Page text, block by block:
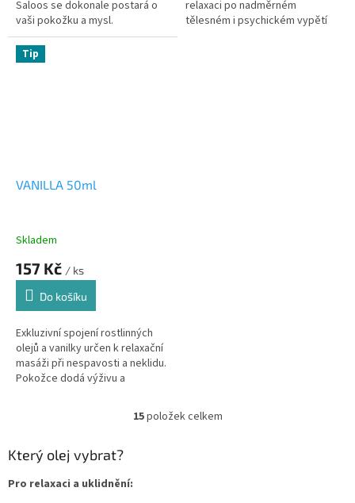
Saloos se dokonale postará o
vaši pokožku a mysl.
relaxaci po nadměrném
tělesném i psychickém vypětí
Tip
VANILLA 50ml
Skladem
157 Kč / ks
Do košíku
Exkluzivní spojení rostlinných
olejů a vanilky určen k relaxační
masáži při nespavosti a neklidu.
Pokožce dodá výživu a
O
15položek celkem
Který olej vybrat?
Pro relaxaci a uklidnění: